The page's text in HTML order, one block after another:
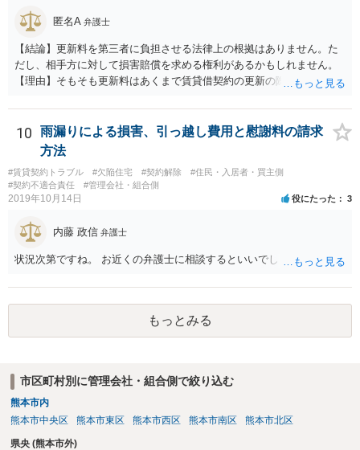
匿名A 弁護士
【結論】更新料を第三者に負担させる法律上の根拠はありません。た
だし、相手方に対して損害賠償を求める権利があるかもしれません。
【理由】そもそも更新料はあくまで賃貸借契約の更新の際の手数料の
音ですが、まず「受忍限度論」という考え方がありますのでここから
説明します。 誰しも日々の生活をするにあたり、足音・洗濯機・掃除
機・風呂の水音など音を発生させるのはお互い様ですので、音に敏感
そして、もし騒音が「一般人基準」で我慢できないレベルの音を継続
的に出している場合は、慰謝料を支払う義務が生じることになりま
もらえないので（逆にクレーマー扱いの憂き目に遭います）、最寄り
の自治体に相談して騒音の測定器を貸してもらうなど、客観的な証拠
を集めるところから始めましょう。 そこまでする精神的な余裕がない
10
雨漏りによる損害、引っ越し費用と慰謝料の請求
方法
#賃貸契約トラブル #欠陥住宅 #契約解除
#住民・入居者・買主側
#契約不適合責任
#管理会社・組合側
2019年10月14日 役にたった 3
内藤 政信 弁護士
状況次第ですね。 お近くの弁護士に相談するといいでしょう。
もっとみる
市区町村別に管理会社・組合側で絞り込む
熊本市内
熊本市中央区
熊本市東区 熊本市西区 熊本市南区 熊本市北区
県央 (熊本市外)